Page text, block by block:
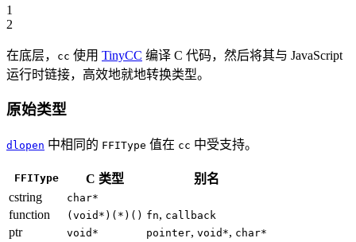
1
2
在底层， cc 使用 TinyCC 编译 C 代码，然后将其与 JavaScript
运行时链接，高效地就地转换类型。
原始类型
dlopen 中相同的 FFIType 值在 cc 中受支持。
FFIType C 类型
别名
cstring
char*
function (void*)(*)() fn, callback
ptr void* pointer, void*, char*